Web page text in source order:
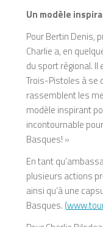
Un modèle
Pour Bertin Denis,
Charlie a, en
du sport régional.
Trois-Pistoles à se
rassemblent les
modèle inspirant
incontournable
Basques! »
En tant
plusieurs actions
ainsi qu’à une
Basques. (